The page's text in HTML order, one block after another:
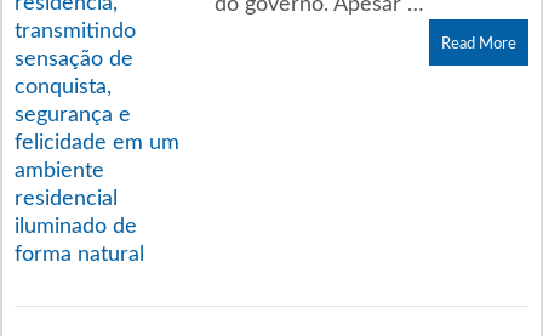
do governo. Apesar …
Read More